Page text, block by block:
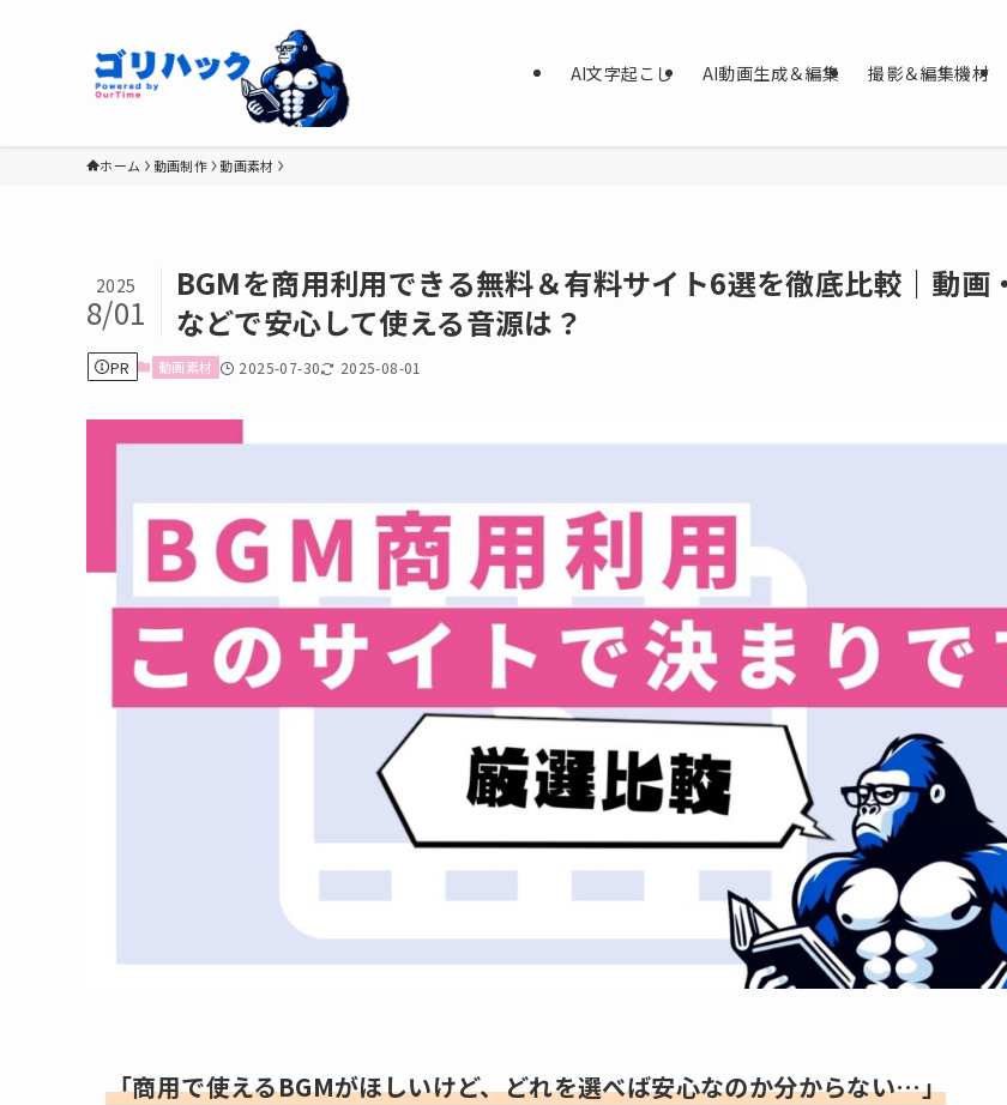
AI文字起こし AI動画生成＆編集 撮影＆編集機材
ホーム 動画制作 動画素材
BGMを商用利用できる無料＆有料サイト6選を徹底比較｜動画
などで安心して使える音源は？
2025
8/01
PR 動画素材 2025-07-30 2025-08-01
「商用で使えるBGMがほしいけど、どれを選べば安心なのか分からない…」